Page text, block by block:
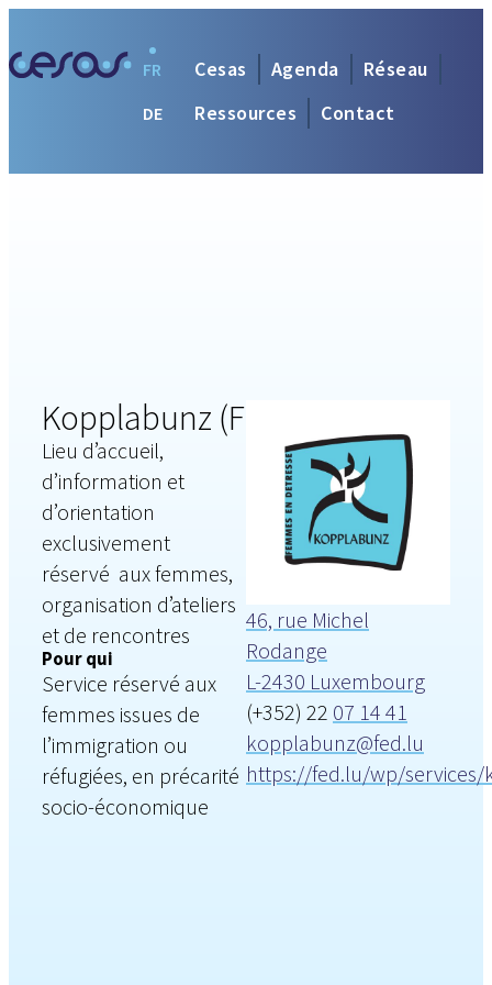
Cesas Agenda
Réseau
Ressources
Contact
FR
DE
Kopplabunz (FED)
Lieu d’accueil,
d’information et
d’orientation
exclusivement
réservé aux femmes,
organisation d’ateliers
et de rencontres
Pour qui
Service réservé aux
femmes issues de
l’immigration ou
réfugiées, en précarité
socio-économique
46, rue Michel
Rodange
L-2430 Luxembourg
(+352) 22 07 14 41
kopplabunz@fed.lu
https://fed.lu/wp/